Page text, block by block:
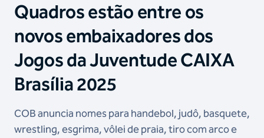
Quadros estão entre os
novos embaixadores dos
Jogos da Juventude CAIXA
Brasília 2025
COB anuncia nomes para handebol, judô, basquete,
wrestling, esgrima, vôlei de praia, tiro com arco e